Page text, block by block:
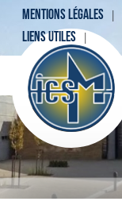
MENTIONS LÉGALES
LIENS UTILES